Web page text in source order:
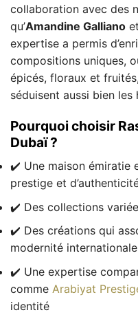
collaboration avec des
qu’Amandine Galliano et
expertise a permis
compositions uniques,
épicés, floraux et
séduisent aussi bien les
Pourquoi choisir
Dubaï ?
✔️ Une maison émiratie
prestige et
✔️ Des collections
✔️ Des créations qui
modernité internationale
✔️ Une expertise
comme Arabiyat
identité